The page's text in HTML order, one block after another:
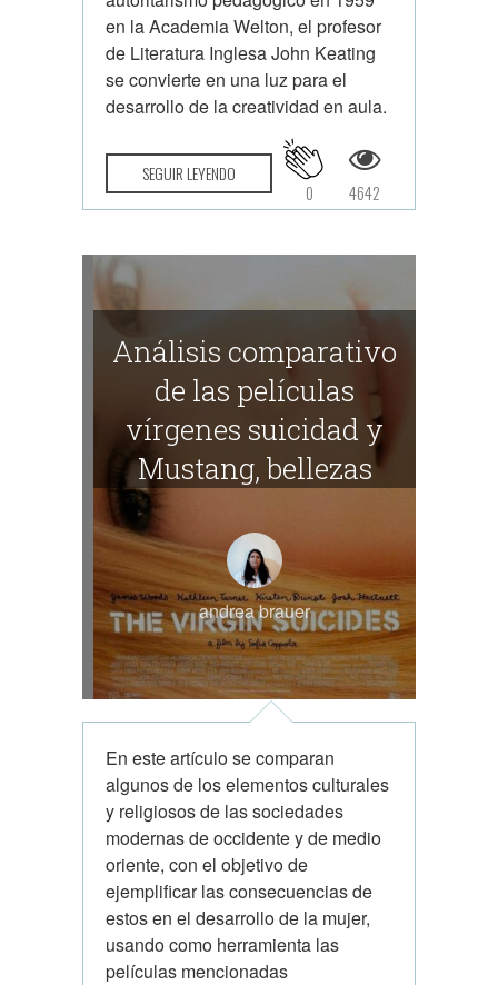
en la Academia Welton, el profesor
de Literatura Inglesa John Keating
se convierte en una luz para el
desarrollo de la creatividad en aula.
SEGUIR LEYENDO
4642
0
Análisis comparativo
de las películas
vírgenes suicidad y
Mustang, bellezas
andrea brauer
En este artículo se comparan
algunos de los elementos culturales
y religiosos de las sociedades
modernas de occidente y de medio
oriente, con el objetivo de
ejemplificar las consecuencias de
estos en el desarrollo de la mujer,
usando como herramienta las
películas mencionadas